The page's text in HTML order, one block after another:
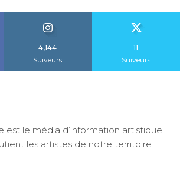
4,144
Suiveurs
11
Suiveurs
est le média d’information artistique
les artistes de notre territoire.